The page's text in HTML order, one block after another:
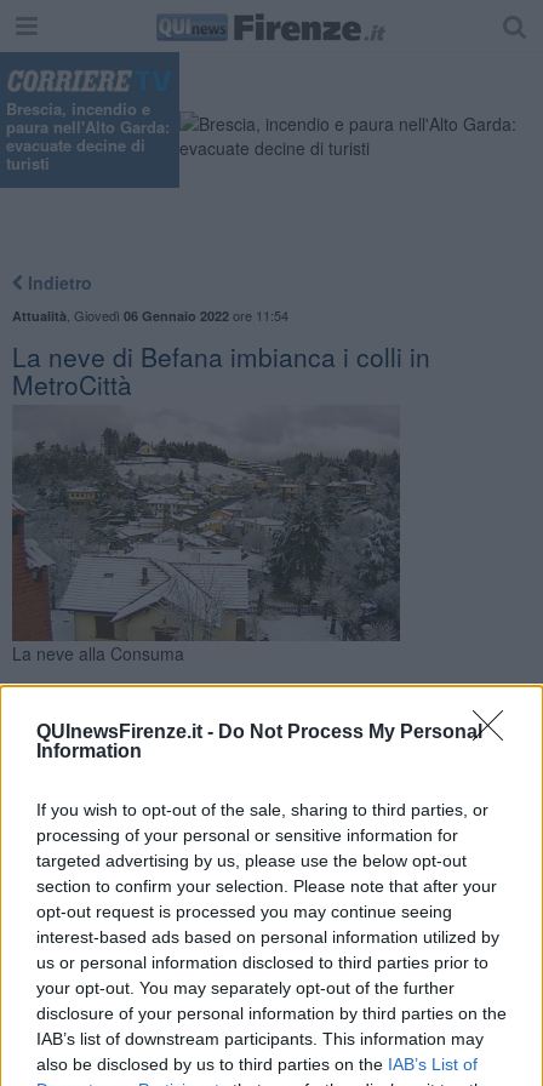
QUInewsFirenze.it - Do Not Process My Personal
Information
If you wish to opt-out of the sale, sharing to third parties, or
processing of your personal or sensitive information for
targeted advertising by us, please use the below opt-out
section to confirm your selection. Please note that after your
opt-out request is processed you may continue seeing
interest-based ads based on personal information utilized by
us or personal information disclosed to third parties prior to
your opt-out. You may separately opt-out of the further
disclosure of your personal information by third parties on the
IAB’s list of downstream participants. This information may
also be disclosed by us to third parties on the IAB’s List of
Brescia, incendio e
paura nell'Alto Garda:
evacuate decine di
turisti
Indietro
Attualità Giovedì 06 Gennaio 2022ore 11:54
La neve di Befana imbianca i colli in
MetroCittà
La neve alla Consuma
Nella notte si sono registrate nevicate anche a bassa quota su
monti e colline, da monte Morello al Mugello e sulle alture
dell'area provinciale
PROVINCIA DI FIRENZE —La neve di Befana imbianca le alture
della MetroCittà. In nottata si sono registrate nevicate anche a
bassa quota, così come era previsto. A segnalarlo è la sala di
protezione civile della Città Metropolitana di Firenze.
Le nevicate si sono verificate soprattutto nelle aree del Mugello e
Romagna Toscana, ma stamani erano imbiancate anche le cime di
monte Morello e della Consuma. Mezzi spalaneve con tecnici della
viabilità e della protezione civile della Metrocittà sono attivi per